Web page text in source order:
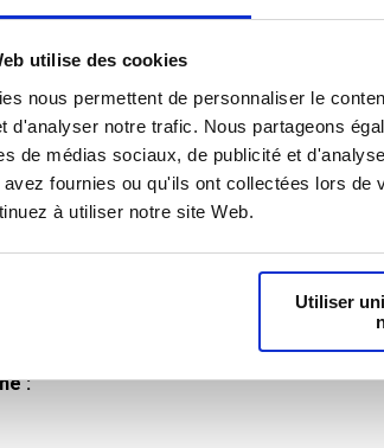
utilise des cookies
nous permettent de personnaliser le
d'analyser notre trafic. Nous partageons
de médias sociaux, de publicité et
fournies ou qu'ils ont collectées lors
à utiliser notre site Web.
Utiliser
diplômes :
: